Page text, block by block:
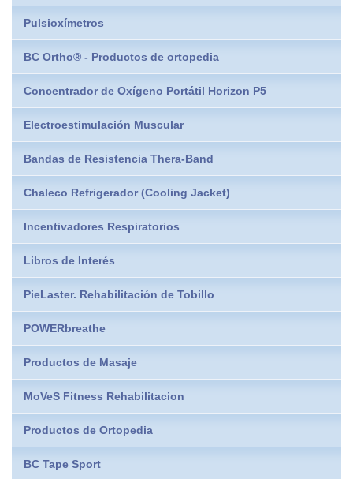
Pulsioxímetros
BC Ortho® - Productos de ortopedia
Concentrador de Oxígeno Portátil Horizon P5
Electroestimulación Muscular
Bandas de Resistencia Thera-Band
Chaleco Refrigerador (Cooling Jacket)
Incentivadores Respiratorios
Libros de Interés
PieLaster. Rehabilitación de Tobillo
POWERbreathe
Productos de Masaje
MoVeS Fitness Rehabilitacion
Productos de Ortopedia
BC Tape Sport